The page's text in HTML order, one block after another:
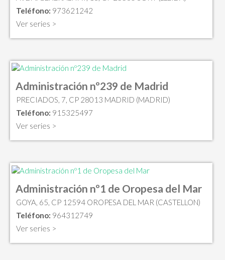
Teléfono: 973621242
Ver series >
Administración nº239 de Madrid
PRECIADOS, 7, CP 28013 MADRID (MADRID)
Teléfono: 915325497
Ver series >
Administración nº1 de Oropesa del Mar
GOYA, 65, CP 12594 OROPESA DEL MAR (CASTELLON)
Teléfono: 964312749
Ver series >